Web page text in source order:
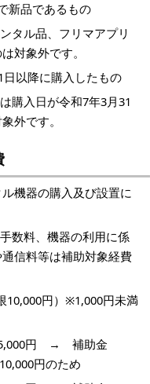
新品であるもの
ル品、フリマアプリ
対象外です。
日以降に購入したもの
入日が令和7年3月31
外です。
機器の購入及び設置に
数料、機器の利用に係
信料等は補助対象経費
円） ※1,000円未満
円 → 補助金
円のため